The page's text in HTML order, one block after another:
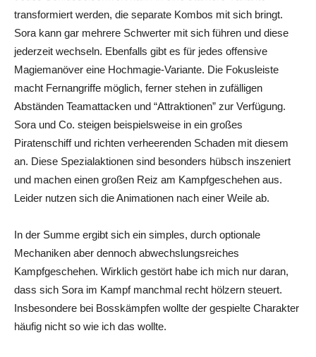
transformiert werden, die separate Kombos mit sich bringt.
Sora kann gar mehrere Schwerter mit sich führen und diese
jederzeit wechseln. Ebenfalls gibt es für jedes offensive
Magiemanöver eine Hochmagie-Variante. Die Fokusleiste
macht Fernangriffe möglich, ferner stehen in zufälligen
Abständen Teamattacken und “Attraktionen” zur Verfügung.
Sora und Co. steigen beispielsweise in ein großes
Piratenschiff und richten verheerenden Schaden mit diesem
an. Diese Spezialaktionen sind besonders hübsch inszeniert
und machen einen großen Reiz am Kampfgeschehen aus.
Leider nutzen sich die Animationen nach einer Weile ab.
In der Summe ergibt sich ein simples, durch optionale
Mechaniken aber dennoch abwechslungsreiches
Kampfgeschehen. Wirklich gestört habe ich mich nur daran,
dass sich Sora im Kampf manchmal recht hölzern steuert.
Insbesondere bei Bosskämpfen wollte der gespielte Charakter
häufig nicht so wie ich das wollte.